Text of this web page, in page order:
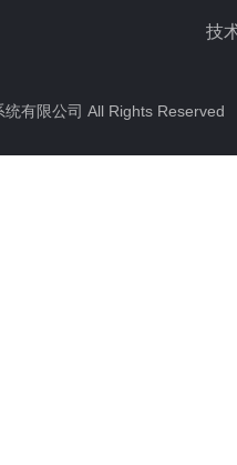
技
统有限公司 All Rights